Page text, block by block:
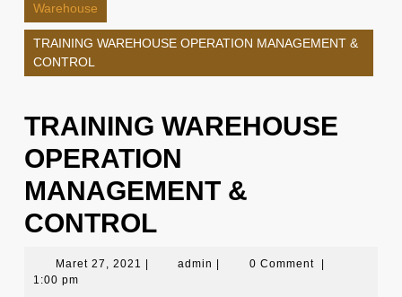
Warehouse
TRAINING WAREHOUSE OPERATION MANAGEMENT &
CONTROL
TRAINING WAREHOUSE
OPERATION
MANAGEMENT &
CONTROL
Maret 27, 2021 Maret
admin admin 0 Comment
1:00 pm